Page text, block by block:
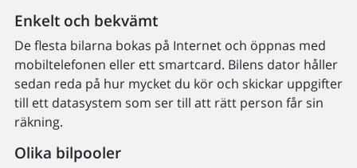
Enkelt och bekvämt
De flesta bilarna bokas på Internet och öppnas med
mobiltelefonen eller ett smartcard. Bilens dator håller
sedan reda på hur mycket du kör och skickar uppgifter
till ett datasystem som ser till att rätt person får sin
räkning.
Olika bilpooler